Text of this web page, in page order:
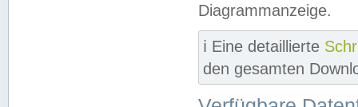
Diagrammanzeige.
ℹ️ Eine detaillierte
den gesamten